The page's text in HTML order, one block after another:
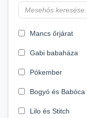
Disney hercegnők
Mancs őrjárat
Gabi babaháza
Pókember
Bogyó és Babóca
Lilo és Stitch